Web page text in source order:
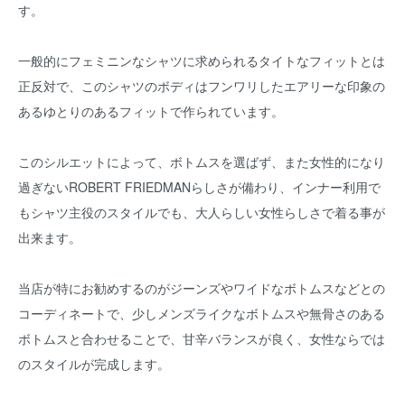
す。
一般的にフェミニンなシャツに求められるタイトなフィットとは
正反対で、このシャツのボディはフンワリしたエアリーな印象の
あるゆとりのあるフィットで作られています。
このシルエットによって、ボトムスを選ばず、また女性的になり
過ぎないROBERT FRIEDMANらしさが備わり、インナー利用で
もシャツ主役のスタイルでも、大人らしい女性らしさで着る事が
出来ます。
当店が特にお勧めするのがジーンズやワイドなボトムスなどとの
コーディネートで、少しメンズライクなボトムスや無骨さのある
ボトムスと合わせることで、甘辛バランスが良く、女性ならでは
のスタイルが完成します。